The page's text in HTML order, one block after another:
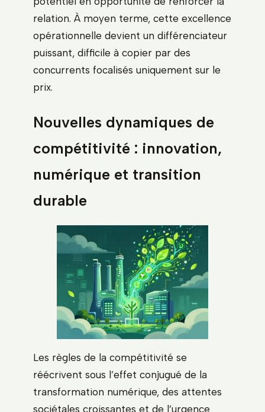
relation. À moyen terme, cette excellence
opérationnelle devient un différenciateur
puissant, difficile à copier par des
concurrents focalisés uniquement sur le
prix.
Nouvelles dynamiques de
compétitivité : innovation,
numérique et transition
durable
Les règles de la compétitivité se
réécrivent sous l’effet conjugué de la
transformation numérique, des attentes
sociétales croissantes et de l’urgence